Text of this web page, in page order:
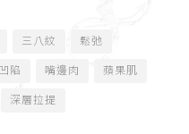
三八紋 鬆弛
陷 嘴邊肉 蘋果肌
深層拉提